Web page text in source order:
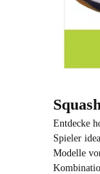
Entdecke
Spieler
Modelle